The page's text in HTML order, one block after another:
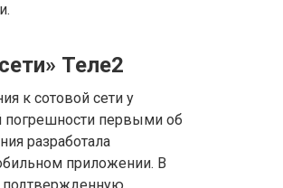
Теле2
к сотовой сети у
первыми об
разработала
приложении. В